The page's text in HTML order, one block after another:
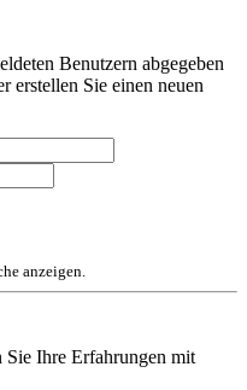
Benutzern abgegeben
erstellen Sie einen neuen
anzeigen.
Ihre Erfahrungen mit